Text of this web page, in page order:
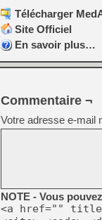
Télécharger
Site Officiel
En savoir plus…
Commentaire ¬
Votre adresse e-mail
NOTE - Vous
<a href=""